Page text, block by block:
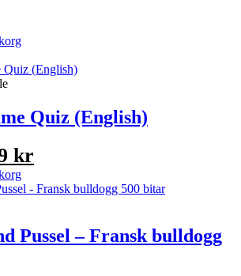
Quiz (English)
kr.
kr
priset
99 kr.
Pussel – Fransk bulldogg